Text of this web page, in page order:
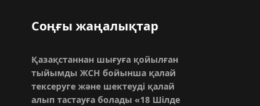
Соңғы жаңалықтар
Қазақстаннан шығуға қойылған
тыйымды ЖСН бойынша қалай
тексеруге және шектеуді қалай
алып тастауға болады «18 Шілде